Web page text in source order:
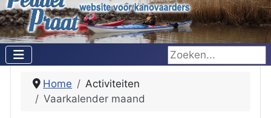
Zoeken...
Home
Activiteiten
Vaarkalender maand